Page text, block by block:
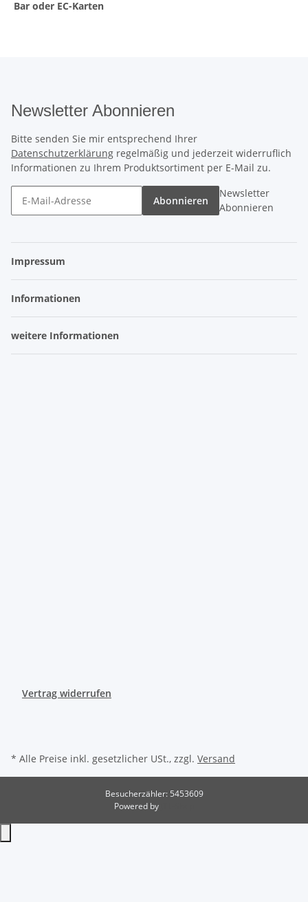
Bar oder EC-Karten
Newsletter Abonnieren
Bitte senden Sie mir entsprechend Ihrer
Datenschutzerklärung regelmäßig und jederzeit widerruflich
Informationen zu Ihrem Produktsortiment per E-Mail zu.
Abonnieren
Newsletter
Abonnieren
Impressum
Informationen
weitere Informationen
Vertrag widerrufen
* Alle Preise inkl. gesetzlicher USt., zzgl. Versand
Besucherzähler: 5453609
Powered by